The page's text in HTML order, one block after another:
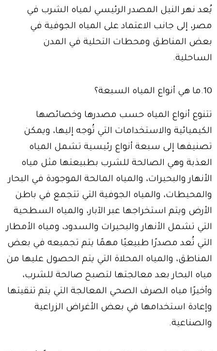
يُعد نهر النيل المصدر الرئيسي لمياه الشرب في
مصر، إلى جانب الاعتماد على المياه الجوفية في
بعض المناطق ومحطات التحلية في المدن
الساحلية.
10.ما هي أنواع المياه السبعة؟
تتنوع أنواع المياه حسب مصدرها وخصائصها
الكيميائية والاستخدامات التي تُوجه إليها، ويمكن
تصنيفها إلى سبعة أنواع رئيسية تشمل المياه
العذبة وهي الصالحة للشرب بطبيعتها مثل مياه
الأنهار والبحيرات، والمياه المالحة الموجودة في البحار
والمحيطات، والمياه الجوفية التي تتجمع في باطن
الأرض ويتم استخراجها عبر الآبار، والمياه السطحية
التي تشمل الأنهار والبحيرات والسدود، ومياه الأمطار
التي تُعد مصدرًا طبيعيًا مهمًا يتم تجميعه في بعض
المناطق، والمياه المحلاة التي يتم الحصول عليها من
مياه البحار بعد معالجتها لتصبح صالحة للشرب،
وأخيرًا مياه الصرف الصحي المعالجة التي يتم تنقيتها
وإعادة استخدامها في بعض الأغراض الزراعية
والصناعية.